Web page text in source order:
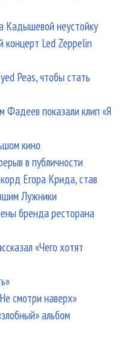
Кадышевой неустойку
концерт Led Zeppelin
Peas, чтобы стать
Фадеев показали клип «Я
кино
в публичности
Егора Крида, став
Лужники
бренда ресторана
«Чего хотят
смотри наверх»
альбом